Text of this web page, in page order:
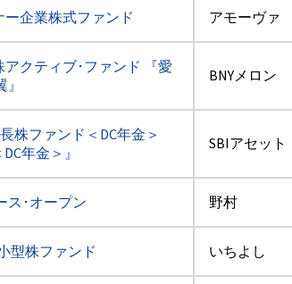
企業株式ファンド アモーヴァ
クティブ･ファンド 『愛
BNYメロン
株ファンド＜DC年金＞
年金＞』
SBIアセット
ス･オープン 野村
型株ファンド いちよし